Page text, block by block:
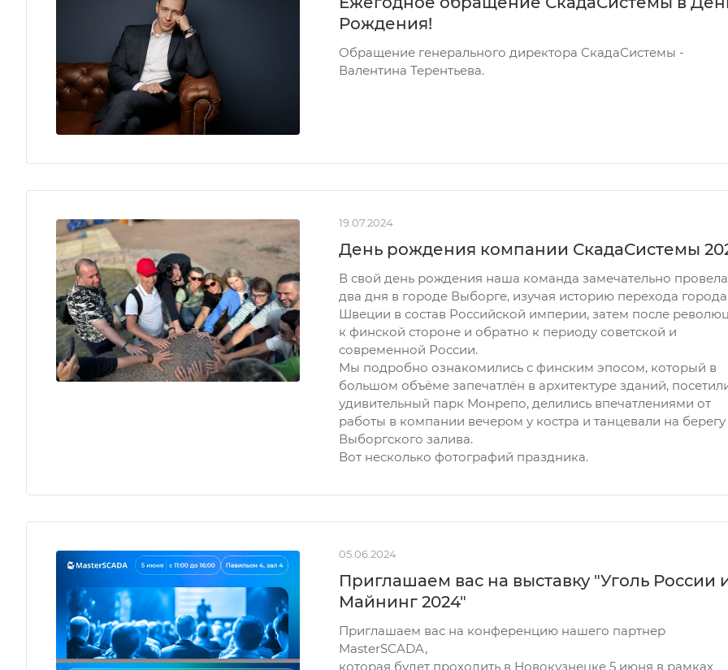
Рождения!
Обращение генерального директора СкадаСистемы -
Валентина Терентьева.
19.07.2024
День рождения компании СкадаСистемы
В свой день рождения наша команда замечательно провела
два дня в городе Выборге, изучая историю перехода
Швеции в состав Российской империи, затем после
к финской стороне и обратно к периоду советской и
современной России.
Мы подробно ознакомились с финским эпосом, который в
большом объёме запечатлён в архитектуре зданий,
удивительный парк Монрепо, делились впечатлениями от
работы в компании вечером у костра и танцевали на берегу
Выборгского залива.
Вот несколько фотографий праздника.
05.06.2024
Приглашаем вас на выставку "Уголь России
Майнинг 2024"
Приглашаем вас на конференцию нашего партнер
MasterSCADA,
которая будет проходить в Новокузнецке 5 июня в рамках